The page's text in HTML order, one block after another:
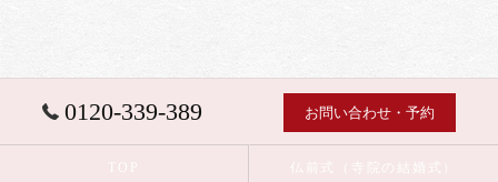
0120-339-389 お問い合わせ・予約